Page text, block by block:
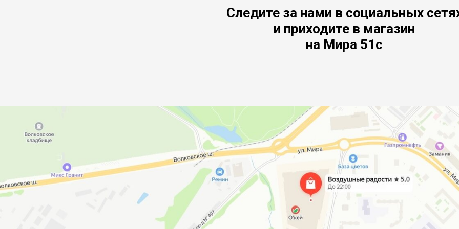
Следите за нами в социальных
и приходите в магазин
на Мира 51с